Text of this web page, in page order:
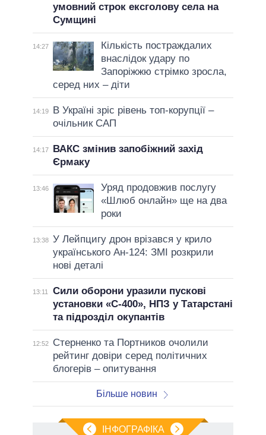
умовний строк ексголову села на
Сумщині
14:27
Кількість постраждалих
внаслідок удару по
Запоріжжю стрімко зросла,
серед них – діти
14:19
В Україні зріс рівень топ-корупції –
очільник САП
14:17
ВАКС змінив запобіжний захід
Єрмаку
13:46
Уряд продовжив послугу
«Шлюб онлайн» ще на два
роки
13:38 У Лейпцигу дрон врізався у крило
українського Ан-124: ЗМІ розкрили
нові деталі
13:11
Сили оборони уразили пускові
установки «С-400», НПЗ у Татарстані
та підрозділ окупантів
12:52
Стерненко та Портников очолили
рейтинг довіри серед політичних
блогерів – опитування
Більше новин
ІНФОГРАФІКА